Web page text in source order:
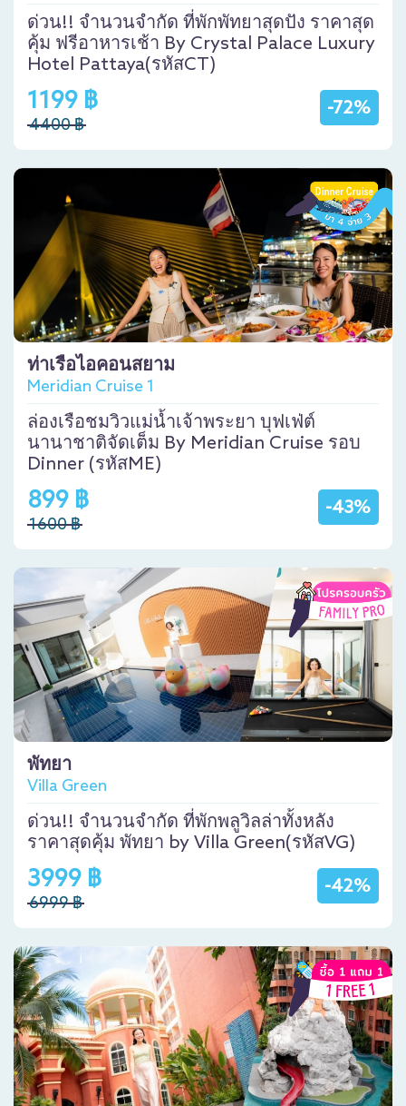
ด่วน!! จำนวนจำกัด ที่พักพัทยาสุดปัง ราคาสุด
คุ้ม ฟรีอาหารเช้า By Crystal Palace Luxury
Hotel Pattaya(รหัสCT)
-72%
1199 ฿
4400 ฿
ท่าเรือไอคอนสยาม
Meridian Cruise 1
ล่องเรือชมวิวแม่น้ำเจ้าพระยา บุฟเฟ่ต์
นานาชาติจัดเต็ม By Meridian Cruise รอบ
Dinner (รหัสME)
-43%
899 ฿
1600 ฿
พัทยา
Villa Green
ด่วน!! จำนวนจำกัด ที่พักพลูวิลล่าทั้งหลัง
ราคาสุดคุ้ม พัทยา by Villa Green(รหัสVG)
-42%
3999 ฿
6999 ฿